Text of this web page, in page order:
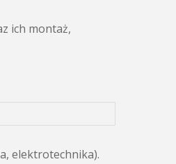
ich montaż,
elektrotechnika).